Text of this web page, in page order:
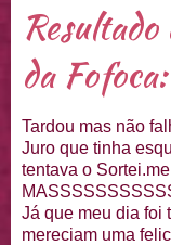
da
Tardou mas não
Juro que tinha
tentava o
Já que meu dia foi
mereciam uma